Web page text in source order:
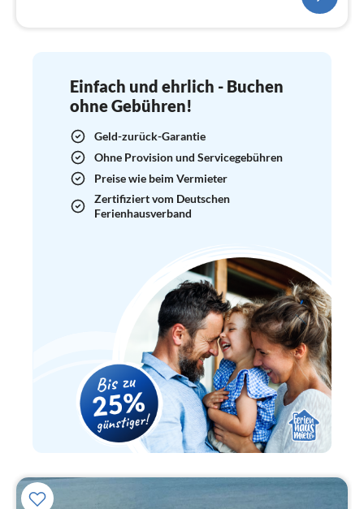
Einfach und ehrlich - Buchen
ohne Gebühren!
Geld-zurück-Garantie
Ohne Provision und Servicegebühren
Preise wie beim Vermieter
Zertifiziert vom Deutschen
Ferienhausverband